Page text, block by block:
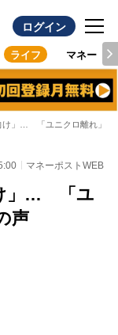
ログイン
ライフ マネー
け」… 「ユニクロ離れ」す
マネーポストWEB
け」… 「ユ
声